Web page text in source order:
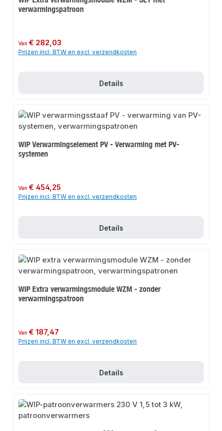
verwarmingspatroon
Normale prijs:
Van€ 282,03
Prijzen incl. BTW en excl. verzendkosten
Details
WIP Verwarmingselement PV - Verwarming met PV-
systemen
Normale prijs:
Van€ 454,25
Prijzen incl. BTW en excl. verzendkosten
Details
WIP Extra verwarmingsmodule WZM - zonder
verwarmingspatroon
Normale prijs:
Van€ 187,47
Prijzen incl. BTW en excl. verzendkosten
Details